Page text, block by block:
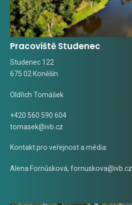
Pracoviště Studenec
Studenec 122
675 02 Koněšín
Oldřich Tomášek
+420 560 590 604
tomasek@ivb.cz
Kontakt pro veřejnost a média:
Alena Fornůsková, fornuskova@ivb.cz